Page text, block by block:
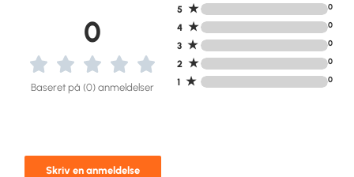
0
Baseret på (0) anmeldelser
Skriv en anmeldelse
5 ★ 0
4 ★ 0
3 ★ 0
2 ★ 0
1 ★ 0